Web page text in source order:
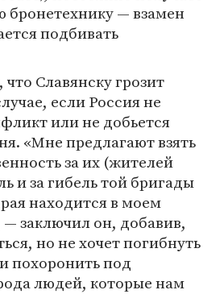
бронетехнику — взамен
подбивать
что Славянску грозит
если Россия не
или не добьется
«Мне предлагают взять
за их (жителей
и за гибель той бригады
находится в моем
заключил он, добавив,
но не хочет погибнуть
похоронить под
людей, которые нам